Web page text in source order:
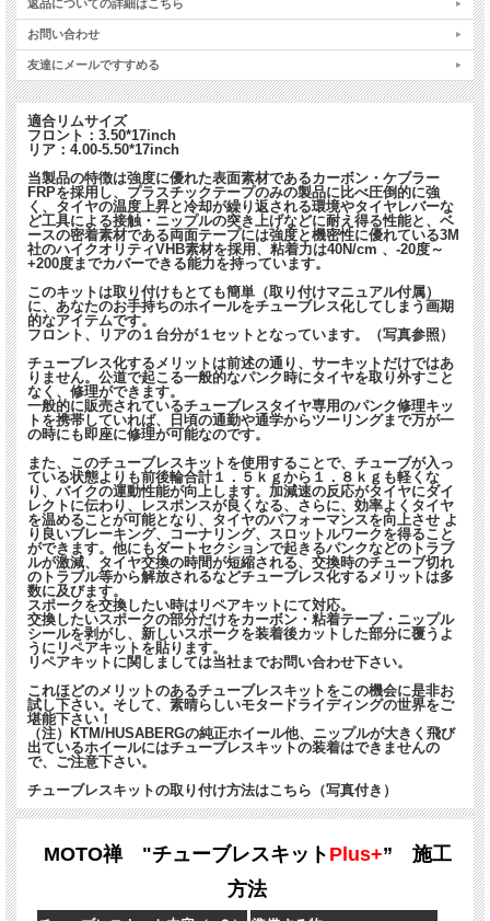
返品についての詳細はこちら
お問い合わせ
友達にメールですすめる
適合リムサイズ
フロント：3.50*17inch
リア：4.00-5.50*17inch
当製品の特徴は強度に優れた表面素材であるカーボン・ケブラー
FRPを採用し、プラスチックテープのみの製品に比べ圧倒的に強
く、タイヤの温度上昇と冷却が繰り返される環境やタイヤレバーな
ど工具による接触・ニップルの突き上げなどに耐え得る性能と、ベ
ースの密着素材である両面テープには強度と機密性に優れている3M
社のハイクオリティVHB素材を採用、粘着力は40N/cm 、-20度～
+200度までカバーできる能力を持っています。
このキットは取り付けもとても簡単（取り付けマニュアル付属）
に、あなたのお手持ちのホイールをチューブレス化してしまう画期
的なアイテムです。
フロント、リアの１台分が１セットとなっています。（写真参照）
チューブレス化するメリットは前述の通り、サーキットだけではあ
りません。公道で起こる一般的なパンク時にタイヤを取り外すこと
なく、修理ができます。
一般的に販売されているチューブレスタイヤ専用のパンク修理キッ
トを携帯していれば、日頃の通勤や通学からツーリングまで万が一
の時にも即座に修理が可能なのです。
また、このチューブレスキットを使用することで、チューブが入っ
ている状態よりも前後輪合計１．５ｋｇから１．８ｋｇも軽くな
り、バイクの運動性能が向上します。加減速の反応がタイヤにダイ
レクトに伝わり、レスポンスが良くなる、さらに、効率よくタイヤ
を温めることが可能となり、タイヤのパフォーマンスを向上させ よ
り良いブレーキング、コーナリング、スロットルワークを得ること
ができます。他にもダートセクションで起きるパンクなどのトラブ
ルが激減、タイヤ交換の時間が短縮される、交換時のチューブ切れ
のトラブル等から解放されるなどチューブレス化するメリットは多
数に及びます。
スポークを交換したい時はリペアキットにて対応。
交換したいスポークの部分だけをカーボン・粘着テープ・ニップル
シールを剥がし、新しいスポークを装着後カットした部分に覆うよ
うにリペアキットを貼ります。
リペアキットに関しましては当社までお問い合わせ下さい。
これほどのメリットのあるチューブレスキットをこの機会に是非お
試し下さい。そして、素晴らしいモタードライディングの世界をご
堪能下さい！
（注）KTM/HUSABERGの純正ホイール他、ニップルが大きく飛び
出ているホイールにはチューブレスキットの装着はできませんの
で、ご注意下さい。
チューブレスキットの取り付け方法はこちら（写真付き）
MOTO禅 "チューブレスキット Plus+” 施工
方法